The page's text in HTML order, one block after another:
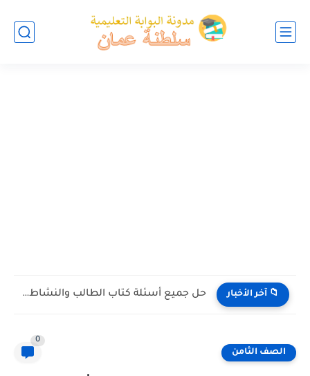
📁 آخر الأخبار حل جميع أسئلة كتاب الطالب والنشاط في الاحياء للصف العاشر...
الصف الثامن
0